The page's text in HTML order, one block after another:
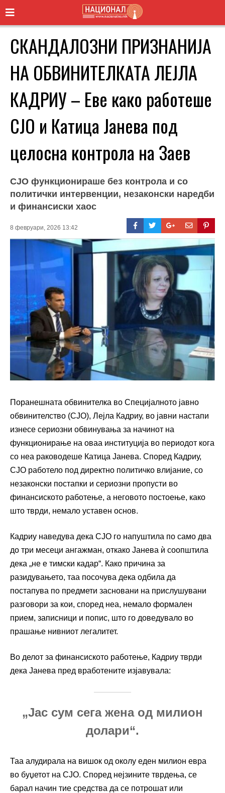
СКАНДАЛОЗНИ ПРИЗНАНИЈА
НА ОБВИНИТЕЛКАТА ЛЕЈЛА
КАДРИУ – Еве како работеше
СЈО и Катица Јанева под
целосна контрола на Заев
СЈО функционираше без контрола и со
политички интервенции, незаконски наредби
и финансиски хаос
8 февруари, 2026 13:42
Поранешната обвинителка во Специјалното јавно
обвинителство (СЈО), Лејла Кадриу, во јавни настапи
изнесе сериозни обвинувања за начинот на
функционирање на оваа институција во периодот кога
со неа раководеше Катица Јанева. Според Кадриу,
СЈО работело под директно политичко влијание, со
незаконски постапки и сериозни пропусти во
финансиското работење, а неговото постоење, како
што тврди, немало уставен основ.
Кадриу наведува дека СЈО го напуштила по само два
до три месеци ангажман, откако Јанева ѝ соопштила
дека „не е тимски кадар“. Како причина за
разидувањето, таа посочува дека одбила да
постапува по предмети засновани на прислушувани
разговори за кои, според неа, немало формален
прием, записници и попис, што го доведувало во
прашање нивниот легалитет.
Во делот за финансиското работење, Кадриу тврди
дека Јанева пред вработените изјавувала:
„Јас сум сега жена од милион
долари“.
Таа алудирала на вишок од околу еден милион евра
во буџетот на СЈО. Според нејзините тврдења, се
барал начин тие средства да се потрошат или